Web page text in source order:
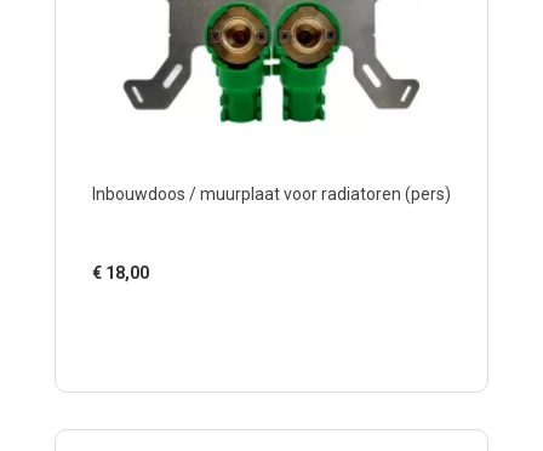
Inbouwdoos / muurplaat voor radiatoren (pers)
€ 18,00